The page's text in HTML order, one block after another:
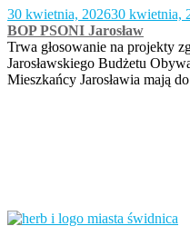
30 kwietnia, 202630 kwietnia,
BOP PSONI Jarosław
Trwa głosowanie na projekty
Jarosławskiego Budżetu
Mieszkańcy Jarosławia mają